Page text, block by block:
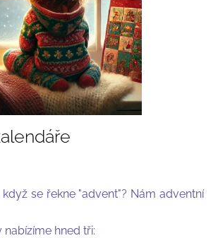
se řekne "advent"? Nám adventní
nabízíme hned tři: